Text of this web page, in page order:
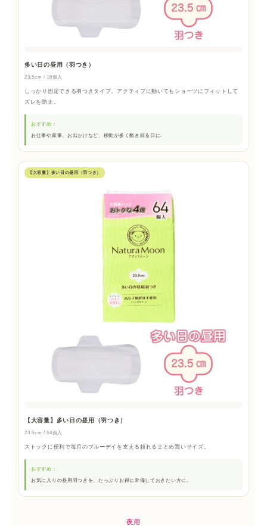
多い日の昼用（羽つき）
23.5cm / 16個入
しっかり固定できる羽つきタイプ。アクティブに動いてもショーツにフィットして
ズレを防止。
おすすめ：
お仕事や家事、お出かけなど、移動が多く動き回る日に.
【大容量】多い日の昼用（羽つき）
【大容量】多い日の昼用（羽つき）
23.5cm / 64個入
ストックに便利で毎月のブルーデイを支える頼れるまとめ買いサイズ。
おすすめ：
お気に入りの昼用羽つきを、たっぷりお得に常備しておきたい方に。
夜用